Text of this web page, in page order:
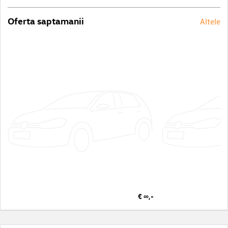
Oferta saptamanii Altele
€ ∞,-